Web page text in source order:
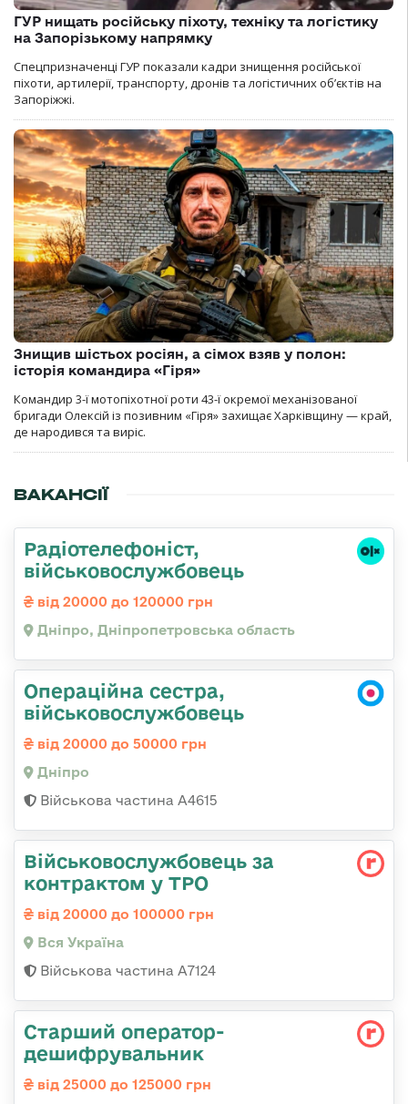
ГУР нищать російську піхоту, техніку та логістику
на Запорізькому напрямку
Спецпризначенці ГУР показали кадри знищення російської
піхоти, артилерії, транспорту, дронів та логістичних об’єктів на
Запоріжжі.
Знищив шістьох росіян, а сімох взяв у полон:
історія командира «Гіря»
Командир 3-ї мотопіхотної роти 43-ї окремої механізованої
бригади Олексій із позивним «Гіря» захищає Харківщину — край,
де народився та виріс.
ВАКАНСІЇ
Радіотелефоніст,
військовослужбовець
від 20000 до 120000 грн
Дніпро, Дніпропетровська область
Операційна сестра,
військовослужбовець
від 20000 до 50000 грн
Дніпро
Військова частина А4615
Військовослужбовець за
контрактом у ТРО
від 20000 до 100000 грн
Вся Україна
Військова частина А7124
Старший оператор-
дешифрувальник
від 25000 до 125000 грн